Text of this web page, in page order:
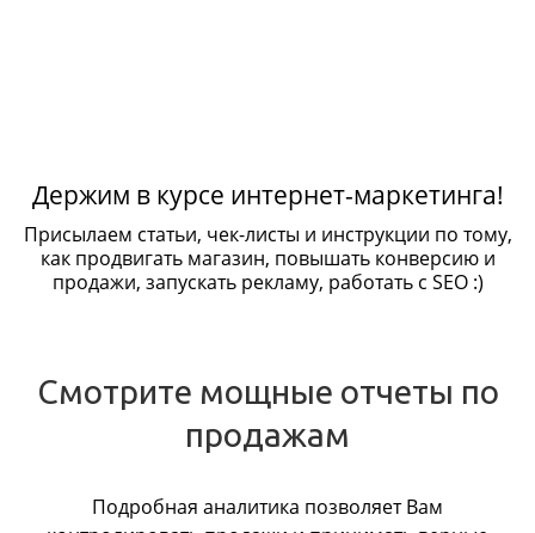
Держим в курсе интернет-маркетинга!
Присылаем статьи, чек-листы и инструкции по тому,
как продвигать магазин, повышать конверсию и
продажи, запускать рекламу, работать с SEO :)
Смотрите мощные отчеты по
продажам
Подробная аналитика позволяет Вам